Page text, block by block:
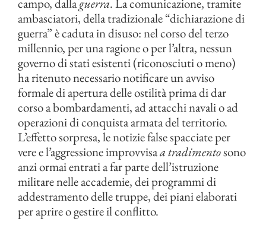
campo, dallaguerra. La comunicazione, tramite
ambasciatori, della tradizionale “dichiarazione di
guerra” è caduta in disuso: nel corso del terzo
millennio, per una ragione o per l’altra, nessun
governo di stati esistenti (riconosciuti o meno)
ha ritenuto necessario notificare un avviso
formale di apertura delle ostilità prima di dar
corso a bombardamenti, ad attacchi navali o ad
operazioni di conquista armata del territorio.
L’effetto sorpresa, le notizie false spacciate per
vere e l’aggressione improvvisaa tradimentosono
anzi ormai entrati a far parte dell’istruzione
militare nelle accademie, dei programmi di
addestramento delle truppe, dei piani elaborati
per aprire o gestire il conflitto.